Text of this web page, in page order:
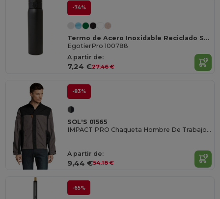
-74%
Termo de Acero Inoxidable Reciclado Sika 450 ml
EgotierPro 100788
A partir de:
7,24 €27,46 €
-83%
SOL'S 01565
IMPACT PRO Chaqueta Hombre De Trabajo Bicolor
A partir de:
9,44 €54,18 €
-65%